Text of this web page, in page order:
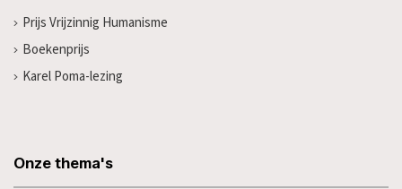
Prijs Vrijzinnig Humanisme
Boekenprijs
Karel Poma-lezing
Onze thema's